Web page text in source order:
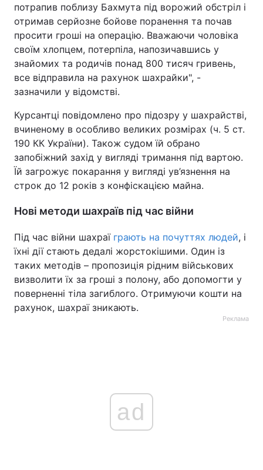
потрапив поблизу Бахмута під ворожий обстріл і
отримав серйозне бойове поранення та почав
просити гроші на операцію. Вважаючи чоловіка
своїм хлопцем, потерпіла, напозичавшись у
знайомих та родичів понад 800 тисяч гривень,
все відправила на рахунок шахрайки", -
зазначили у відомстві.
Курсантці повідомлено про підозру у шахрайстві,
вчиненому в особливо великих розмірах (ч. 5 ст.
190 КК України). Також судом їй обрано
запобіжний захід у вигляді тримання під вартою.
Їй загрожує покарання у вигляді ув’язнення на
строк до 12 років з конфіскацією майна.
Нові методи шахраїв під час війни
Під час війни шахраї грають на почуттях людей, і
їхні дії стають дедалі жорстокішими. Один із
таких методів – пропозиція рідним військових
визволити їх за гроші з полону, або допомогти у
поверненні тіла загиблого. Отримуючи кошти на
рахунок, шахраї зникають.
Реклама
ad